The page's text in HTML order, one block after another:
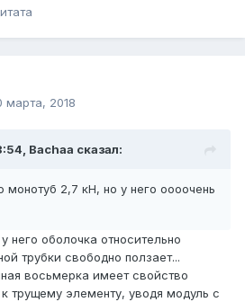
марта, 2018
Bachaa сказал:
монотуб 2,7 кН, но у него оооочень
него оболочка относительно
трубки свободно ползает...
восьмерка имеет свойство
трущему элементу, уводя модуль с